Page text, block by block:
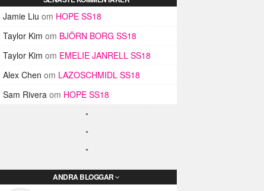
Jamie Liu om HOPE SS18
Taylor Kim om BJÖRN BORG SS18
Taylor Kim om EMELIE JANRELL SS18
Alex Chen om LAZOSCHMIDL SS18
Sam Rivera om HOPE SS18
ANDRA BLOGGAR